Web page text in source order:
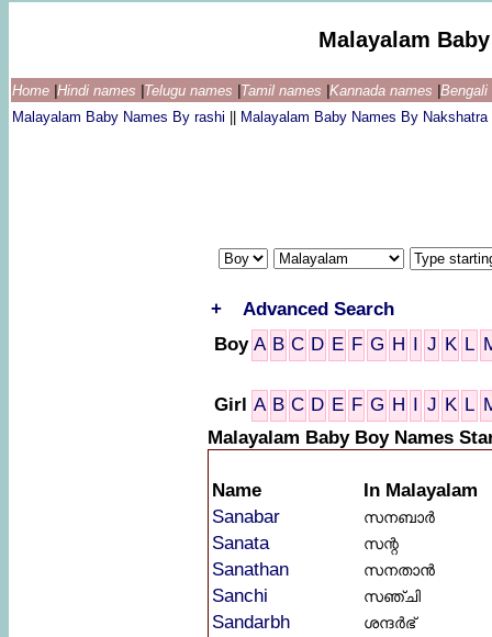
Malayalam
Home Hindi names Telugu names Tamil names Kannada names
Malayalam Baby Names By rashi
Malayalam Baby Names By Nakshatra
+
Advanced Search
Boy A B C D E F G H I J K L
Girl A B C D E F G H I J K L
Malayalam Baby Boy Names
Name
In Malayalam
Sanabar
സനബാർ
Sanata സന്റ
Sanathan സനതാൻ
Sanchi സഞ്ചി
Sandarbh ശന്ദർഭ്